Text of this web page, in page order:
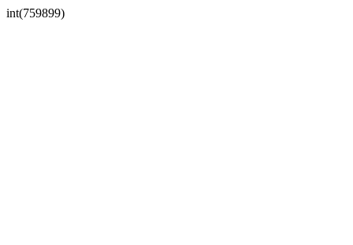
int(759899)